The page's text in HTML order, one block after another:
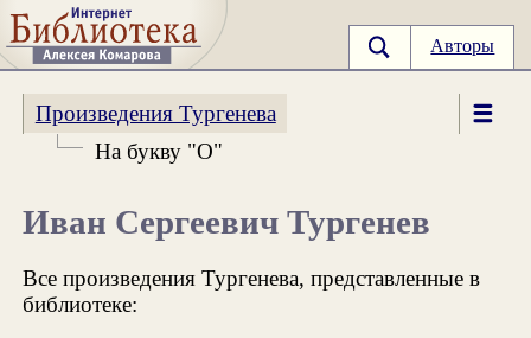
Авторы
Произведения Тургенева
На букву "О"
Иван Сергеевич Тургенев
Все произведения Тургенева, представленные в
библиотеке: